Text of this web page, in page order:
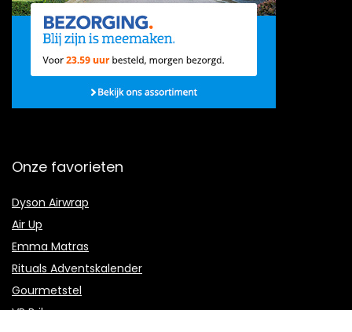
Onze favorieten
Dyson Airwrap
Air Up
Emma Matras
Rituals Adventskalender
Gourmetstel
VR Bril